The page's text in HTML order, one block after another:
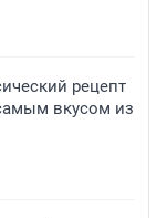
рецепт
вкусом из